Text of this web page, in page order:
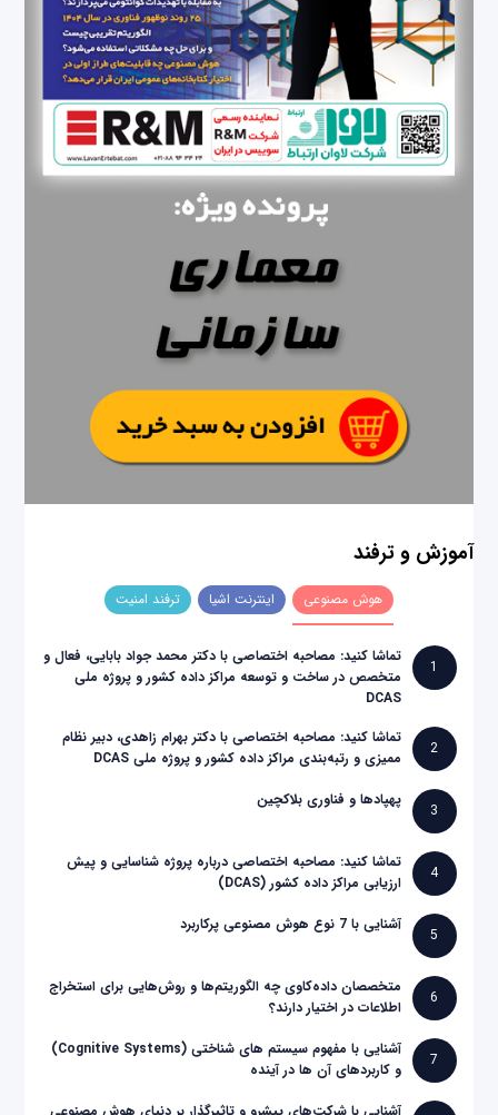
آموزش و ترفند
هوش مصنوعی اینترنت اشیا ترفند امنیت
1
تماشا کنید: مصاحبه اختصاصی با دکتر محمد جواد بابایی، فعال و
متخصص در ساخت و توسعه مراکز داده کشور و پروژه ملی
DCAS
2
تماشا کنید: مصاحبه اختصاصی با دکتر بهرام زاهدی، دبیر نظام
ممیزی و رتبه‌بندی مراکز داده کشور و پروژه ملی DCAS
3
پهپادها و فناوری بلاکچین
4
تماشا کنید: مصاحبه اختصاصی درباره پروژه شناسایی و پیش
ارزیابی مراکز داده کشور (DCAS)
5
آشنایی با 7 نوع هوش مصنوعی پرکاربرد
6
متخصصان داده‌کاوی چه الگوریتم‌ها و روش‌هایی برای استخراج
اطلاعات در اختیار دارند؟
7
آشنایی با مفهوم سیستم های شناختی (Cognitive Systems)
و کاربردهای آن ها در آینده